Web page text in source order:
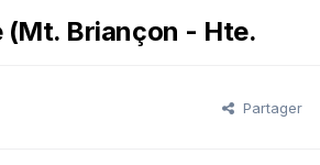
(Mt. Briançon - Hte.
Partager